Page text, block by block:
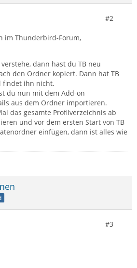
#2
im Thunderbird-Forum,
dann hast du TB neu
den Ordner kopiert. Dann hat TB
findet ihn nicht.
du nun mit dem Add-on
aus dem Ordner importieren.
das gesamte Profilverzeichnis ab
und vor dem ersten Start von TB
einfügen, dann ist alles wie
#3